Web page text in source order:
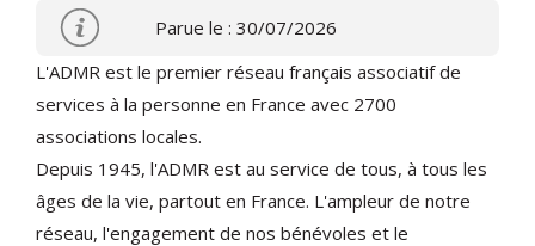
Parue le : 30/07/2026
L'ADMR est le premier réseau français associatif de
services à la personne en France avec 2700
associations locales.
Depuis 1945, l'ADMR est au service de tous, à tous les
âges de la vie, partout en France. L'ampleur de notre
réseau, l'engagement de nos bénévoles et le